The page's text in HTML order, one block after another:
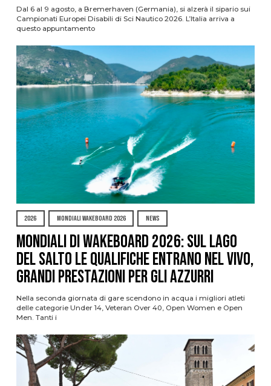
Dal 6 al 9 agosto, a Bremerhaven (Germania), si alzerà il sipario sui
Campionati Europei Disabili di Sci Nautico 2026. L’Italia arriva a
questo appuntamento
2026 MONDIALI WAKEBOARD 2026 NEWS
Mondiali di Wakeboard 2026: sul Lago
del Salto le qualifiche entrano nel vivo,
grandi prestazioni per gli azzurri
Nella seconda giornata di gare scendono in acqua i migliori atleti
delle categorie Under 14, Veteran Over 40, Open Women e Open
Men. Tanti i